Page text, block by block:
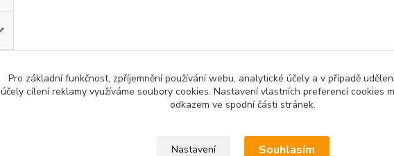
Pro základní funkčnost, zpříjemnění používání webu, analytické účely a v případě
účely cílení reklamy využíváme soubory cookies. Nastavení vlastních preferencí cookies
odkazem ve spodní části stránek.
Nastavení Souhlasím